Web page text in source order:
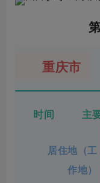
重庆市
时间 主要
居住地（工
作地）